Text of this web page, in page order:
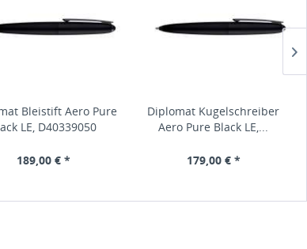
M809
Goldfeder...
€ *
Waldmann 0152 Edelfeder
Füllfederhalter,...
326,00 € *
Bleistift Aero Pure
LE, D40339050
189,00 € *
Diplomat Kugelschreiber
Aero Pure Black LE,...
179,00 € *